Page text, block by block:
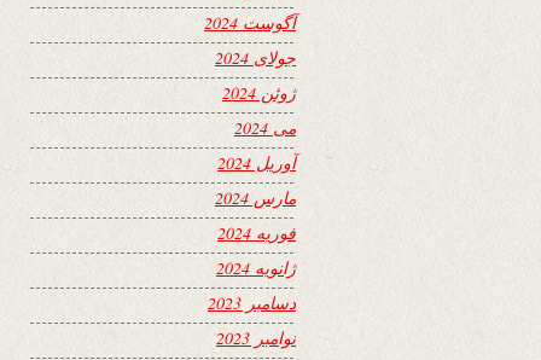
آگوست 2024
جولای 2024
ژوئن 2024
می 2024
آوریل 2024
مارس 2024
فوریه 2024
ژانویه 2024
دسامبر 2023
نوامبر 2023